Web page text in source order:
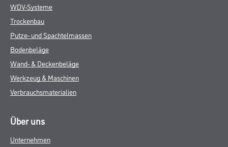
WDV-Systeme
Trockenbau
Putze- und Spachtelmassen
Bodenbeläge
Wand- & Deckenbeläge
Werkzeug & Maschinen
Verbrauchsmaterialien
Über uns
Unternehmen